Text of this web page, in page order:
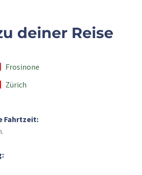
deiner Reise
Frosinone
Zürich
Fahrtzeit: